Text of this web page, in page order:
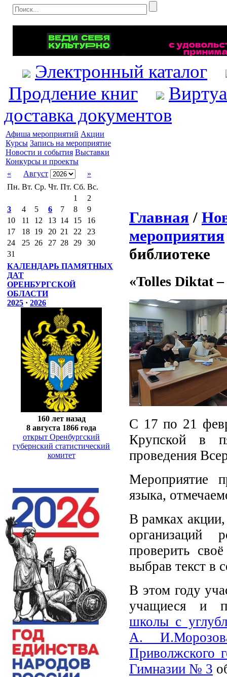
Электронный каталог
Продление книг
доставка документов
Афиша мероприятий Акции
Курсы Запись на мероприятие
Новости и события Выставки
Конкурсы и проекты
«
Август
»
Пн. Вт. Ср. Чт. Пт. Сб. Вс.
1
2
3
4 5 6 7 8
9
10
11 12 13 14 15
16
17
18 19 20 21 22
23
24
25 26 27 28 29
30
31
КАЛЕНДАРЬ ПАМЯТНЫХ
ДАТ
ОРЕНБУРГСКОЙ
ОБЛАСТИ
2025 · 2026
160 лет назад
8 августа 1866 года
открыт Оренбургский
губернский статистический
комитет
Главная /
мероприятия
библиотеке
«Tolles Diktat –
С 17 по 21
Крупской в
проведения
Мероприятие
языка,
В рамках
организаций
проверить
выбрав текст в
В этом году
учащиеся и
школы с
А.
Приволжского
Гимназии № 3